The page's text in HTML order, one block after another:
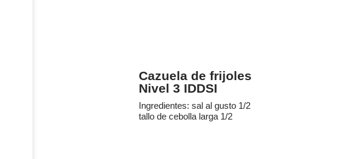
Cazuela de frijoles
Nivel 3 IDDSI
Ingredientes: sal al gusto 1/2
tallo de cebolla larga 1/2